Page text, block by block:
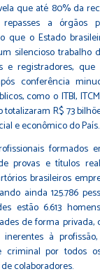
que até 80% da
a órgãos
que o Estado
silencioso trabalho
e registradores,
conferência
como o ITBI,
R$ 73
e econômico do País.
formados
provas e títulos
brasileiros
ainda 125.786
estão 6.613
de forma privada,
inerentes à
criminal por todos
colaboradores.